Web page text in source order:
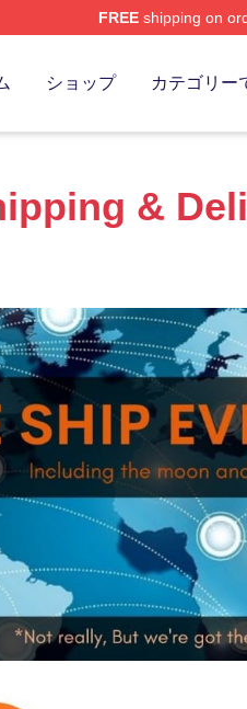
FREEshipping on
ショップ カテゴリー
&